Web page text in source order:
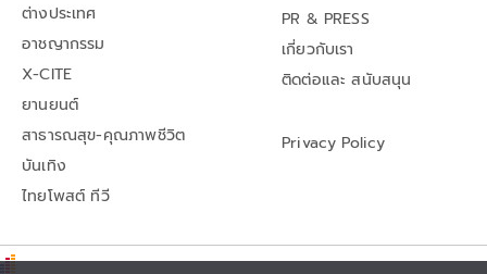
ต่างประเทศ
อาชญากรรม
X-CITE
ยานยนต์
สาธารณสุข-คุณภาพชีวิต
บันเทิง
ไทยโพสต์ ทีวี
PR & PRESS
เกี่ยวกับเรา
ติดต่อและ สนับสนุน
Privacy Policy